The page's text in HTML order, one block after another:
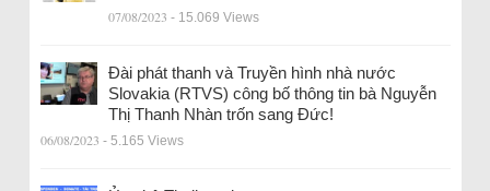
07/08/2023 - 15.069 Views
Đài phát thanh và Truyền hình nhà nước
Slovakia (RTVS) công bố thông tin bà Nguyễn
Thị Thanh Nhàn trốn sang Đức!
06/08/2023 - 5.165 Views